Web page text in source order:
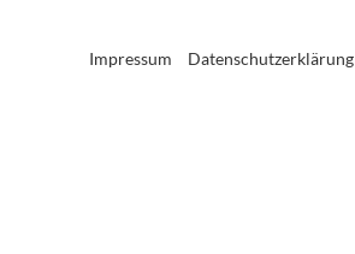
Impressum Datenschutzerklärung